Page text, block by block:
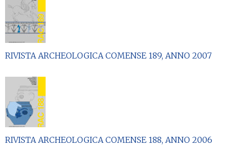
RIVISTA ARCHEOLOGICA COMENSE 189, ANNO 2007
RIVISTA ARCHEOLOGICA COMENSE 188, ANNO 2006